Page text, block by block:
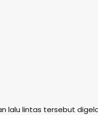
lalu lintas tersebut